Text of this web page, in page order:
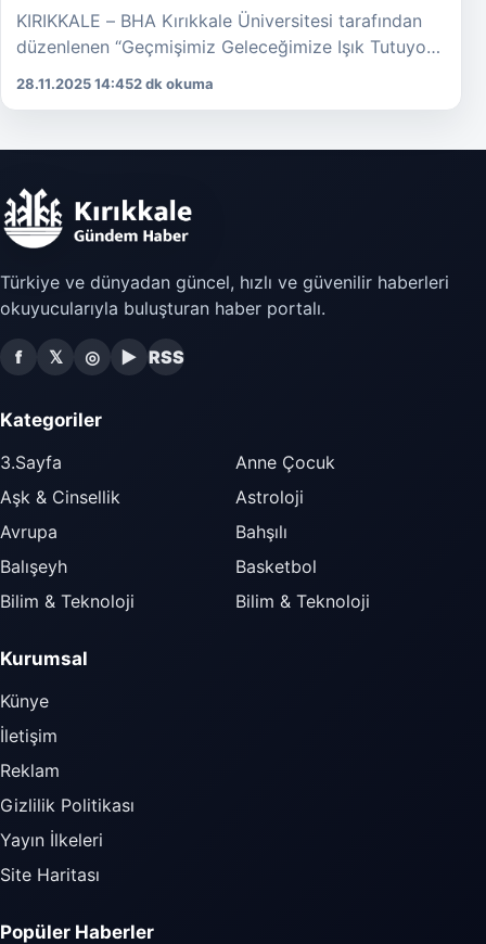
KIRIKKALE – BHA Kırıkkale Üniversitesi tarafından
düzenlenen “Geçmişimiz Geleceğimize Işık Tutuyor:
28.11.2025 14:452 dk okuma
Türkiye ve dünyadan güncel, hızlı ve güvenilir haberleri
okuyucularıyla buluşturan haber portalı.
f 𝕏 ◎ ▶ RSS
Kategoriler
3.Sayfa
Anne Çocuk
Aşk & Cinsellik
Astroloji
Avrupa
Bahşılı
Balışeyh
Basketbol
Bilim & Teknoloji
Bilim & Teknoloji
Kurumsal
Künye
İletişim
Reklam
Gizlilik Politikası
Yayın İlkeleri
Site Haritası
Popüler Haberler